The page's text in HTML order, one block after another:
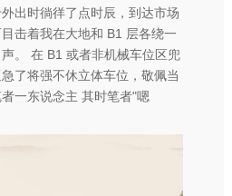
出时徜徉了点时辰，到达市场
击着我在大地和 B1 层各绕一
。 在 B1 或者非机械车位区兜
了将强不休立体车位，敬佩当
一东说念主 其时笔者"嗯